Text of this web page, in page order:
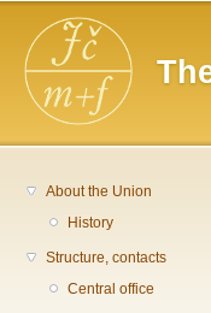
Main menu
About the Union
History
Structure, contacts
Central office